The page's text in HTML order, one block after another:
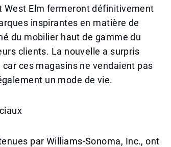
West Elm fermeront définitivement
inspirantes en matière de
du mobilier haut de gamme du
clients. La nouvelle a surpris
ces magasins ne vendaient pas
un mode de vie.
par Williams-Sonoma, Inc., ont